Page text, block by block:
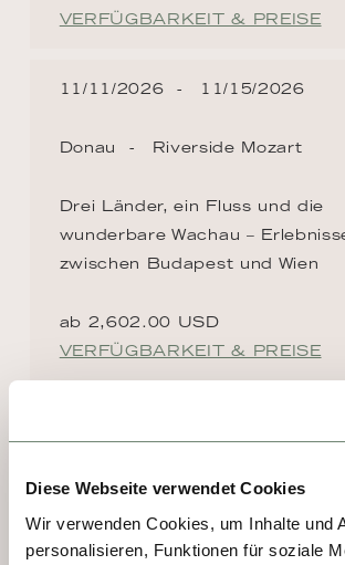
Diese Webseite verwendet Cookies
Wir verwenden Cookies, um Inhalte und
personalisieren, Funktionen für soziale
VERFÜGBARKEIT & PREISE
11/11/2026 11/15/2026
Donau Riverside Mozart
Drei Länder, ein Fluss und die
wunderbare Wachau –
zwischen Budapest und Wien
ab 2,602.00 USD
VERFÜGBARKEIT & PREISE
ROUTE